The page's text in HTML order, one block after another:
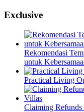
Exclusive
Rekomendasi
untuk
Practical Living
Claiming